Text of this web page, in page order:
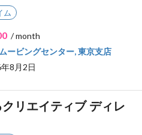
ム
/ month
ービングセンター, 東京支店
8月2日
リエイティブ ディレ